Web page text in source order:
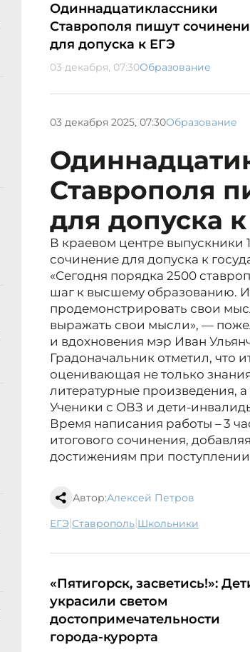
Одиннадцатиклассники
Ставрополя пишут
для допуска к ЕГЭ
03 декабря, 07:30Образование
03 декабря 2025, 07:30Образование
Ставрополя
для допуска
В краевом центре выпускники
сочинение для допуска к
«Сегодня порядка 2500
шаг к высшему образованию.
продемонстрировать свои
выражать свои мысли», —
и вдохновения мэр Иван
Градоначальник отметил, что
оценивающая не только
литературные произведения,
Ученики с ОВЗ и дети-
Время написания работы – 3
итогового сочинения,
достижениям при
Автор:Алексей Петров
ЕГЭ| Ставрополь| школьники
«Пятигорск, засветись!»:
украсили светом
достопримечательности
города-курорта